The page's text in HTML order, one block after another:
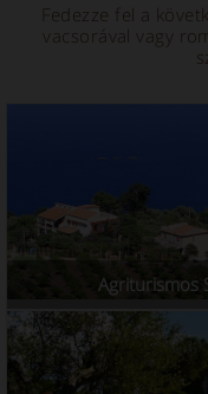
Fedezze fel a
vacsorával vagy
Agriturismos